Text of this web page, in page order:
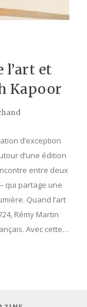
l’art et
Kapoor
d’exception
d’une édition
entre deux
qui partage une
Quand l’art
Rémy Martin
Avec cette…